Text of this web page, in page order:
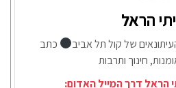
הראל
של קול תל אביב
כתב
חינוך ותרבות
הראל דרך המייל האדום: